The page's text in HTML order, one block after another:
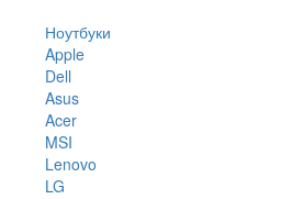
Ноутбуки
Apple
Dell
Asus
Acer
MSI
Lenovo
LG